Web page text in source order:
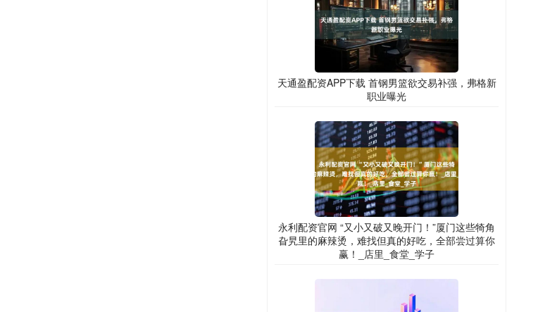
天通盈配资APP下载 首钢男篮欲交易补强，弗格新
职业曝光
永利配资官网 “又小又破又晚开门！”厦门这些犄角
旮旯里的麻辣烫，难找但真的好吃，全部尝过算你
赢！_店里_食堂_学子